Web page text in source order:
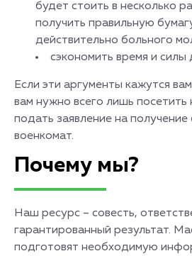
будет стоить в несколько
получить правильную
действительно больного
сэкономить время и силы
Если эти аргументы кажутся
вам нужно всего лишь посетить
подать заявление на получение
военкомат.
Почему мы?
Наш ресурс – совесть,
гарантированный результат.
подготовят необходимую